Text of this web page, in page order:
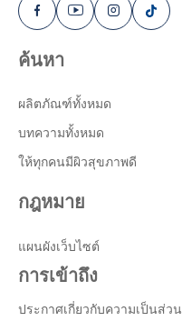
ค้นหา
ผลิตภัณฑ์ทั้งหมด
บทความทั้งหมด
ให้ทุกคนมีผิวสุขภาพดี
กฎหมาย
แผนผังเว็บไซต์
การเข้าถึง
ประกาศเกี่ยวกับความเป็นส่วน